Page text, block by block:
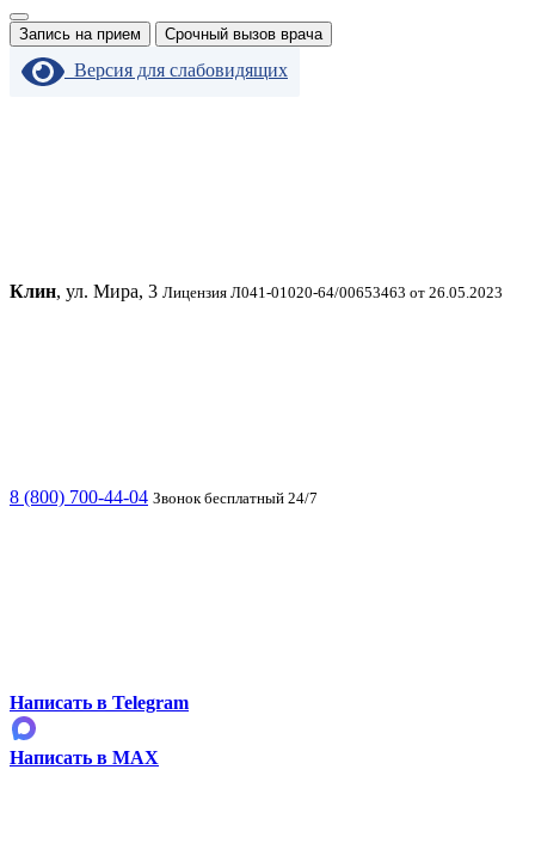
Запись на прием Срочный вызов врача
Версия для слабовидящих
Клин, ул. Мира, 3 Лицензия Л041-01020-64/00653463 от 26.05.2023
8 (800) 700-44-04 Звонок бесплатный 24/7
Написать в Telegram
Написать в MAX